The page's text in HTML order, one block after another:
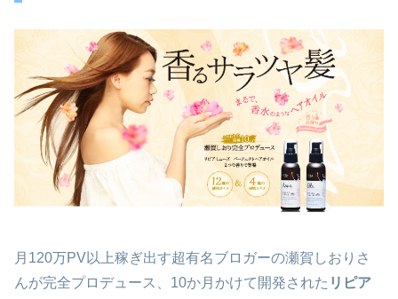
月120万PV以上稼ぎ出す超有名ブロガーの瀬賀しおりさ
んが完全プロデュース、10か月かけて開発された リピア